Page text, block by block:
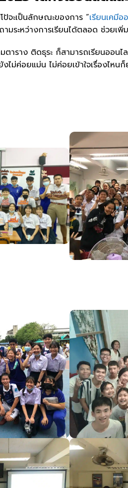
ป้จะเป็นลักษณะของการ “เรียนเคมีอ
มระหว่างการเรียนได้ตลอด ช่วยเ
มตาราง ติดธุระ ก็สามารถเรียนออ
ไม่ค่อยแม่น ไม่ค่อยเข้าใจเรื่องไห